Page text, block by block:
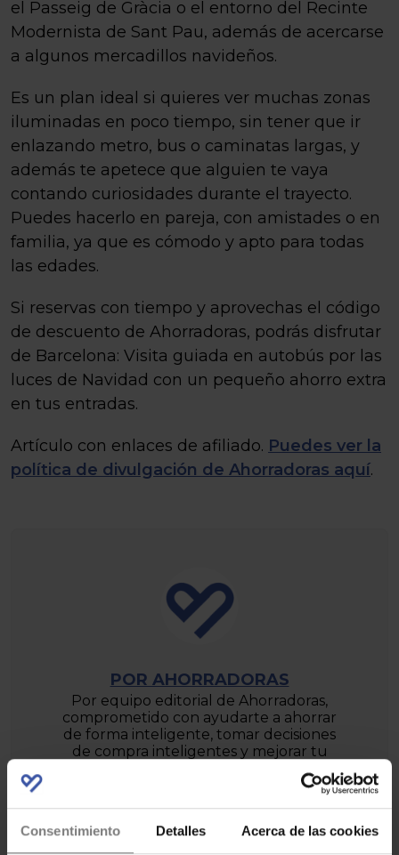
Consentimiento Detalles Acerca de las cookies
el Passeig de Gràcia o el entorno del Recinte
Modernista de Sant Pau, además de acercarse
a algunos mercadillos navideños.
Es un plan ideal si quieres ver muchas zonas
iluminadas en poco tiempo, sin tener que ir
enlazando metro, bus o caminatas largas, y
además te apetece que alguien te vaya
contando curiosidades durante el trayecto.
Puedes hacerlo en pareja, con amistades o en
familia, ya que es cómodo y apto para todas
las edades.
Si reservas con tiempo y aprovechas el código
de descuento de Ahorradoras, podrás disfrutar
de Barcelona: Visita guiada en autobús por las
luces de Navidad con un pequeño ahorro extra
en tus entradas.
Artículo con enlaces de afiliado. Puedes ver la
política de divulgación de Ahorradoras aquí.
POR AHORRADORAS
Por equipo editorial de Ahorradoras,
comprometido con ayudarte a ahorrar
de forma inteligente, tomar decisiones
de compra inteligentes y mejorar tu
bienestar económico día a día.